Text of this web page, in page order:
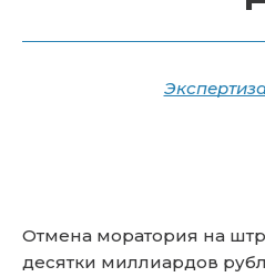
Отмена моратория на
десятки миллиардов